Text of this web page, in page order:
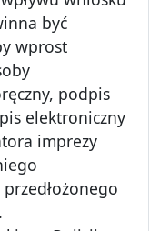
być
wprost
podpis
elektroniczny
imprezy